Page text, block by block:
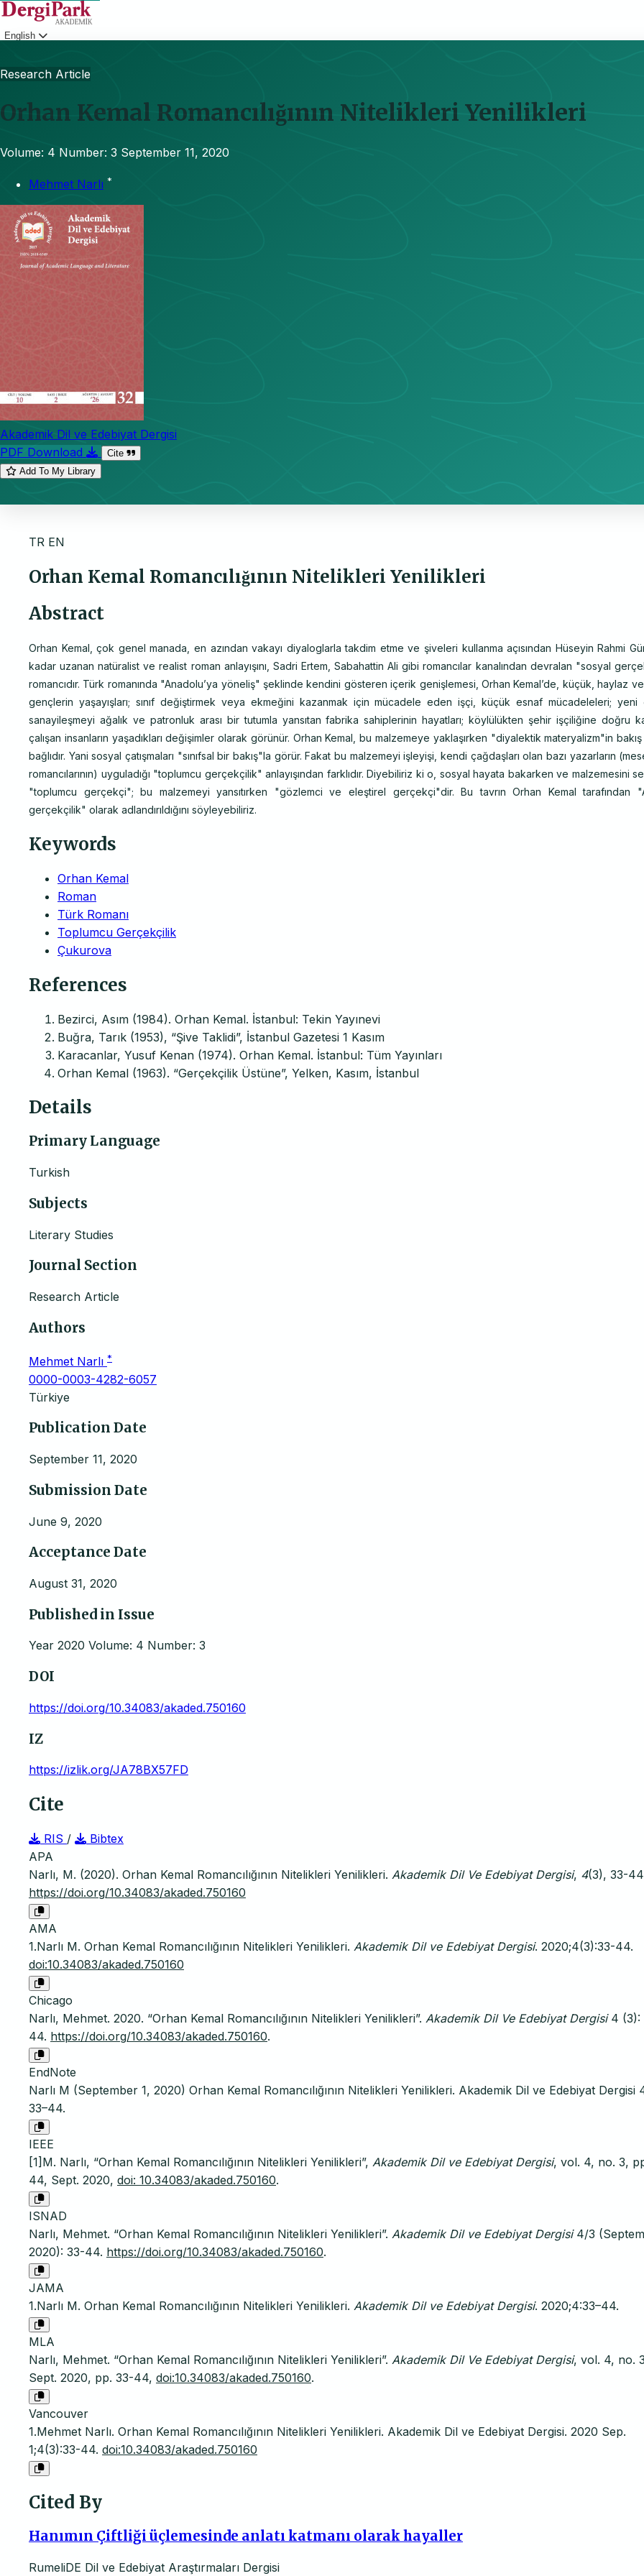
English
Research Article
Orhan Kemal Romancılığının Nitelikleri Yenilikleri
Volume: 4 Number: 3 September 11, 2020
Mehmet Narlı *
Akademik Dil ve Edebiyat Dergisi
PDF Download
Cite
Add To My Library
TR EN
Orhan Kemal Romancılığının Nitelikleri Yenilikleri
Abstract
Orhan Kemal, çok genel manada, en azından vakayı diyaloglarla takdim etme ve şiveleri kullanma açısından Hüseyin Rahmi
kadar uzanan natüralist ve realist roman anlayışını, Sadri Ertem, Sabahattin Ali gibi romancılar kanalından devralan "sosyal
romancıdır. Türk romanında "Anadolu’ya yöneliş" şeklinde kendini gösteren içerik genişlemesi, Orhan Kemal’de, küçük, haylaz
gençlerin yaşayışları; sınıf değiştirmek veya ekmeğini kazanmak için mücadele eden işçi, küçük esnaf mücadeleleri; yeni
sanayileşmeyi ağalık ve patronluk arası bir tutumla yansıtan fabrika sahiplerinin hayatları; köylülükten şehir işçiliğine doğru
çalışan insanların yaşadıkları değişimler olarak görünür. Orhan Kemal, bu malzemeye yaklaşırken "diyalektik materyalizm"in bakış
bağlıdır. Yani sosyal çatışmaları "sınıfsal bir bakış"la görür. Fakat bu malzemeyi işleyişi, kendi çağdaşları olan bazı yazarların
romancılarının) uyguladığı "toplumcu gerçekçilik" anlayışından farklıdır. Diyebiliriz ki o, sosyal hayata bakarken ve malzemesini
"toplumcu gerçekçi"; bu malzemeyi yansıtırken "gözlemci ve eleştirel gerçekçi"dir. Bu tavrın Orhan Kemal tarafından
gerçekçilik" olarak adlandırıldığını söyleyebiliriz.
Keywords
Orhan Kemal
Roman
Türk Romanı
Toplumcu Gerçekçilik
Çukurova
References
Bezirci, Asım (1984). Orhan Kemal. İstanbul: Tekin Yayınevi
Buğra, Tarık (1953), “Şive Taklidi”, İstanbul Gazetesi 1 Kasım
Karacanlar, Yusuf Kenan (1974). Orhan Kemal. İstanbul: Tüm Yayınları
Orhan Kemal (1963). “Gerçekçilik Üstüne”, Yelken, Kasım, İstanbul
Details
Primary Language
Turkish
Subjects
Literary Studies
Journal Section
Research Article
Authors
Mehmet Narlı *
0000-0003-4282-6057
Türkiye
Publication Date
September 11, 2020
Submission Date
June 9, 2020
Acceptance Date
August 31, 2020
Published in Issue
Year 2020 Volume: 4 Number: 3
DOI
https://doi.org/10.34083/akaded.750160
IZ
https://izlik.org/JA78BX57FD
Cite
RIS /
Bibtex
APA
Narlı, M. (2020). Orhan Kemal Romancılığının Nitelikleri Yenilikleri. Akademik Dil Ve Edebiyat Dergisi, 4(3), 33-
https://doi.org/10.34083/akaded.750160
AMA
1.Narlı M. Orhan Kemal Romancılığının Nitelikleri Yenilikleri. Akademik Dil ve Edebiyat Dergisi. 2020;4(3):33-44.
doi:10.34083/akaded.750160
Chicago
Narlı, Mehmet. 2020. “Orhan Kemal Romancılığının Nitelikleri Yenilikleri”. Akademik Dil Ve Edebiyat Dergisi4 (3):
44. https://doi.org/10.34083/akaded.750160.
EndNote
Narlı M (September 1, 2020) Orhan Kemal Romancılığının Nitelikleri Yenilikleri. Akademik Dil ve Edebiyat Dergisi
33–44.
IEEE
[1]M. Narlı, “Orhan Kemal Romancılığının Nitelikleri Yenilikleri”, Akademik Dil ve Edebiyat Dergisi, vol. 4, no. 3,
44, Sept. 2020, doi: 10.34083/akaded.750160.
ISNAD
Narlı, Mehmet. “Orhan Kemal Romancılığının Nitelikleri Yenilikleri”. Akademik Dil ve Edebiyat Dergisi4/3
2020): 33-44. https://doi.org/10.34083/akaded.750160.
JAMA
1.Narlı M. Orhan Kemal Romancılığının Nitelikleri Yenilikleri. Akademik Dil ve Edebiyat Dergisi. 2020;4:33–44.
MLA
Narlı, Mehmet. “Orhan Kemal Romancılığının Nitelikleri Yenilikleri”. Akademik Dil Ve Edebiyat Dergisi, vol. 4, no.
Sept. 2020, pp. 33-44, doi:10.34083/akaded.750160.
Vancouver
1.Mehmet Narlı. Orhan Kemal Romancılığının Nitelikleri Yenilikleri. Akademik Dil ve Edebiyat Dergisi. 2020 Sep.
1;4(3):33-44. doi:10.34083/akaded.750160
Cited By
Hanımın Çiftliği üçlemesinde anlatı katmanı olarak hayaller
RumeliDE Dil ve Edebiyat Araştırmaları Dergisi